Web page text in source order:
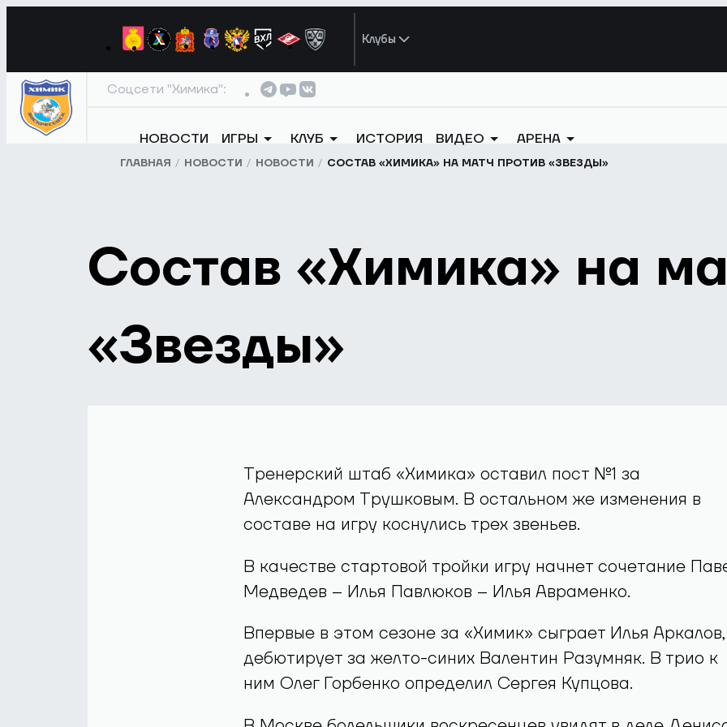
Клубы
Соцсети "Химика":
НОВОСТИ ИГРЫ КЛУБ ИСТОРИЯ ВИДЕО АРЕНА
ГЛАВНАЯ НОВОСТИ НОВОСТИ СОСТАВ «ХИМИКА» НА МАТЧ ПРОТИВ «ЗВЕЗДЫ»
Состав «Химика» на
«Звезды»
Тренерский штаб «Химика» оставил пост №1 за
Александром Трушковым. В остальном же изменения в
составе на игру коснулись трех звеньев.
В качестве стартовой тройки игру начнет сочетание
Медведев – Илья Павлюков – Илья Авраменко.
Впервые в этом сезоне за «Химик» сыграет Илья Аркалов,
дебютирует за желто-синих Валентин Разумняк. В трио к
ним Олег Горбенко определил Сергея Купцова.